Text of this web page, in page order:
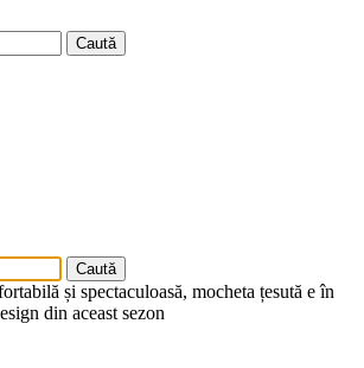
Caută
Caută
și spectaculoasă, mocheta țesută e în
din aceast sezon